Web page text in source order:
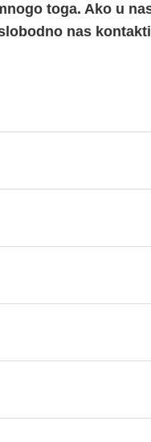
toga. Ako u
nas